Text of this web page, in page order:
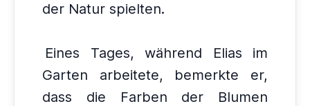
der Natur spielten.
Eines Tages, während Elias im
Garten arbeitete, bemerkte er,
dass die Farben der Blumen